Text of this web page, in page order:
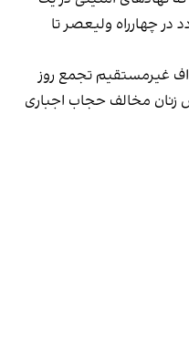
در چهارراه ولیعصر تا
غیرمستقیم تجمع روز
زنان مخالف حجاب اجباری